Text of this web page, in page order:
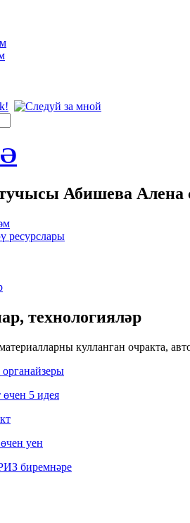
Абишева Алена
ресурслары
технологияләр
кулланган очракта,
5 идея
уен
биремнәре